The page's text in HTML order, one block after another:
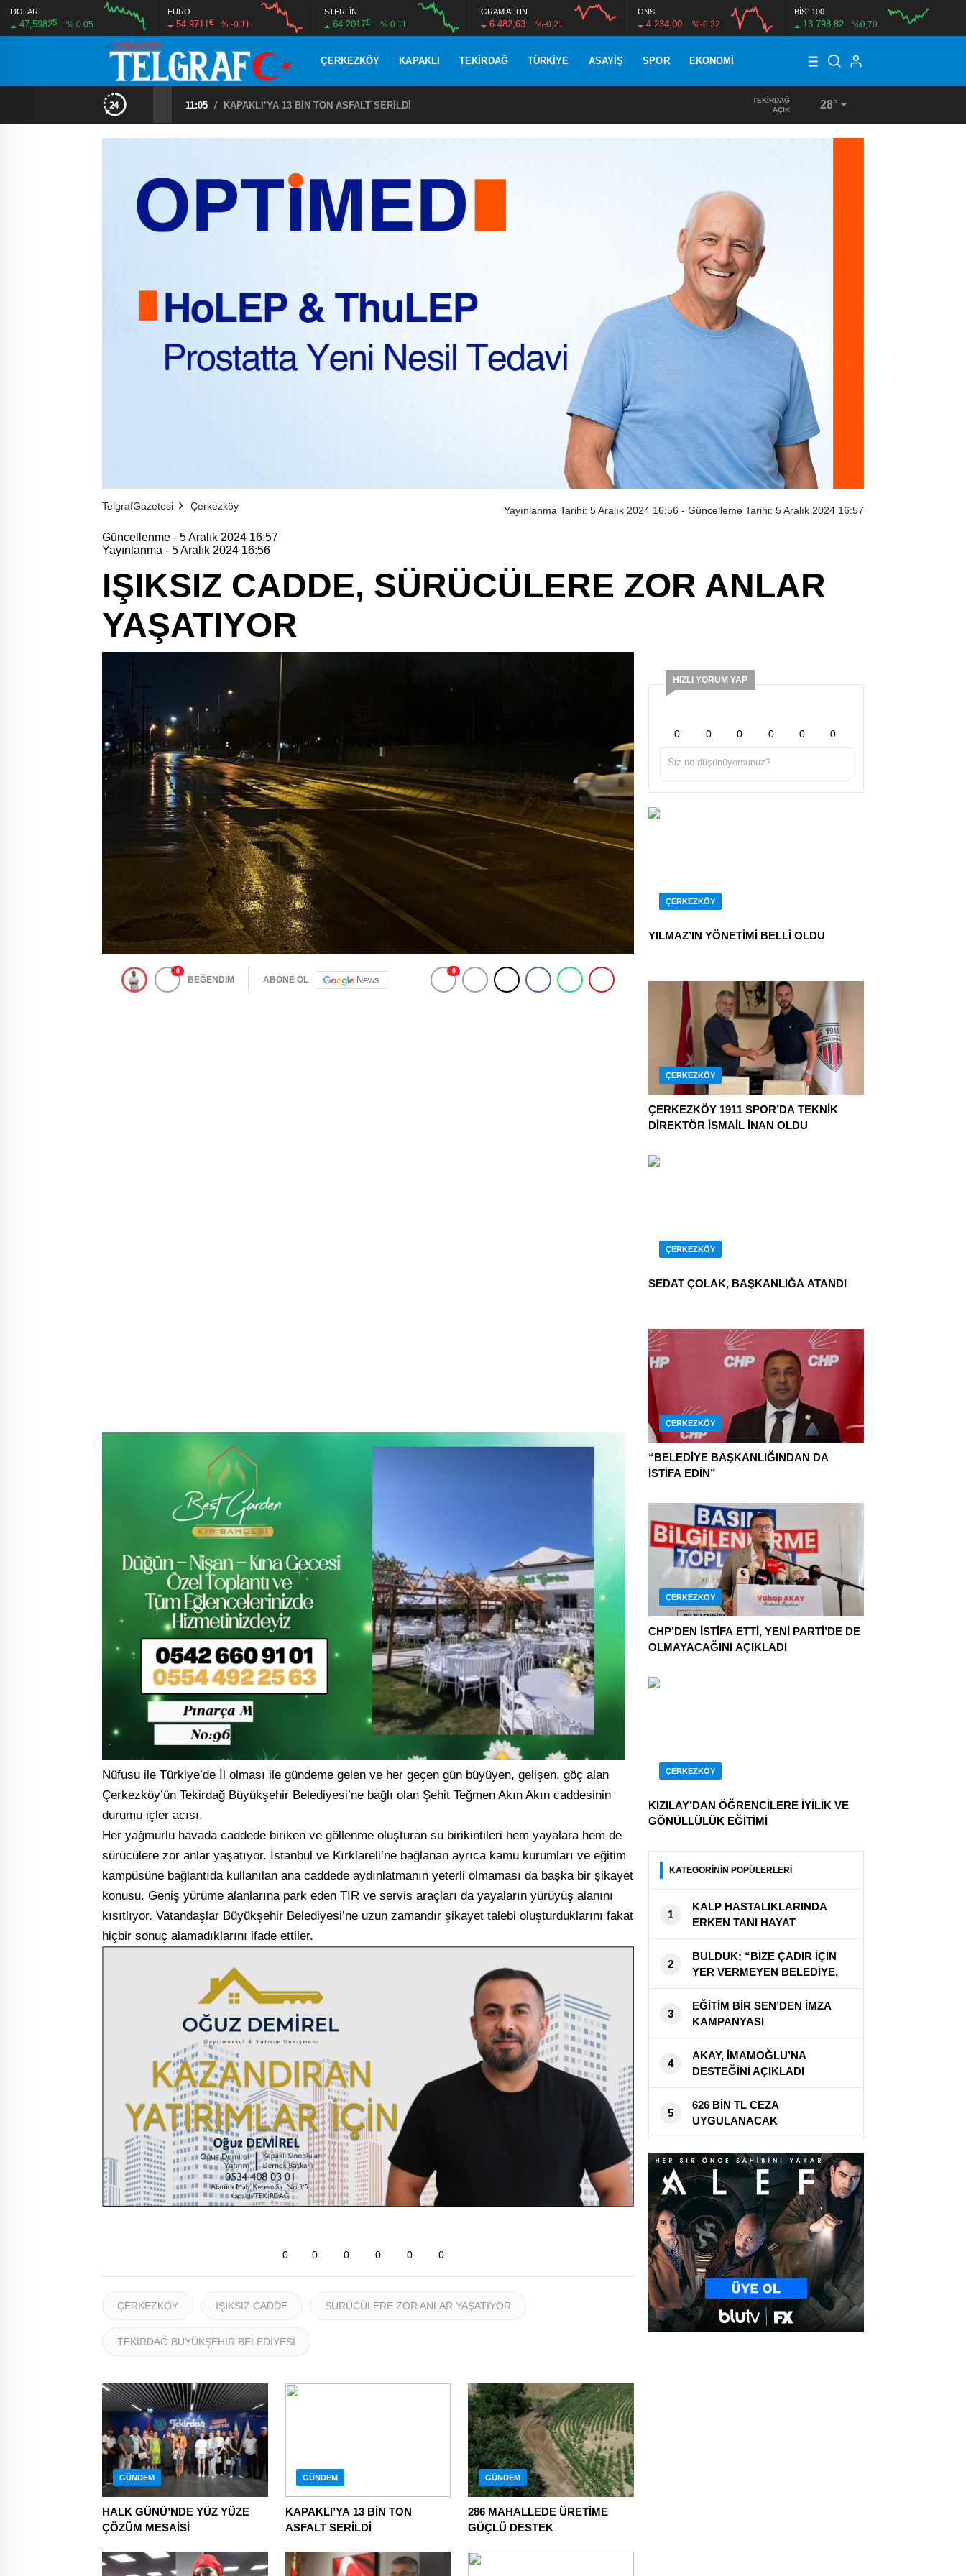
DOLAR
47,5982$ % 0.05
EURO
54,9711€ % -0.11
STERLİN
64,2017£ % 0.11
GRAM ALTIN
6.482,63 %-0,21
ONS
4.234,00 %-0,32
BİST100
13.798,82 %0,70
ÇERKEZKÖY KAPAKLI TEKIRDAĞ TÜRKIYE ASAYIŞ SPOR EKONOMI
09:49 / 286 MAHALLEDE ÜRETİME GÜÇLÜ DESTEK KENT LOKANTALARINDA 250 BİN ÖĞÜNLÜK
TEKIRDAĞ
AÇIK
28°
TelgrafGazetesi Çerkezköy Yayınlanma Tarihi: 5 Aralık 2024 16:56 - Güncelleme Tarihi: 5 Aralık 2024 16:57
Güncellenme - 5 Aralık 2024 16:57
Yayınlanma - 5 Aralık 2024 16:56
IŞIKSIZ CADDE, SÜRÜCÜLERE ZOR ANLAR
YAŞATIYOR
0
BEĞENDİM ABONE OL News
0
Nüfusu ile Türkiye’de İl olması ile gündeme gelen ve her geçen gün büyüyen, gelişen, göç alan
Çerkezköy’ün Tekirdağ Büyükşehir Belediyesi’ne bağlı olan Şehit Teğmen Akın Akın caddesinin
durumu içler acısı.
Her yağmurlu havada caddede biriken ve göllenme oluşturan su birikintileri hem yayalara hem de
sürücülere zor anlar yaşatıyor. İstanbul ve Kırklareli’ne bağlanan ayrıca kamu kurumları ve eğitim
kampüsüne bağlantıda kullanılan ana caddede aydınlatmanın yeterli olmaması da başka bir şikayet
konusu. Geniş yürüme alanlarına park eden TIR ve servis araçları da yayaların yürüyüş alanını
kısıtlıyor. Vatandaşlar Büyükşehir Belediyesi’ne uzun zamandır şikayet talebi oluşturduklarını fakat
hiçbir sonuç alamadıklarını ifade ettiler.
0 0 0 0 0 0
ÇERKEZKÖY IŞIKSIZ CADDE SÜRÜCÜLERE ZOR ANLAR YAŞATIYOR
TEKİRDAĞ BÜYÜKŞEHİR BELEDİYESİ
GÜNDEM
HALK GÜNÜ’NDE YÜZ YÜZE
ÇÖZÜM MESAİSİ
GÜNDEM
KAPAKLI’YA 13 BİN TON
ASFALT SERİLDİ
GÜNDEM
286 MAHALLEDE ÜRETİME
GÜÇLÜ DESTEK
HIZLI YORUM YAP
0 0 0 0 0 0
ÇERKEZKÖY
YILMAZ’IN YÖNETİMİ BELLİ OLDU
ÇERKEZKÖY
ÇERKEZKÖY 1911 SPOR’DA TEKNİK
DİREKTÖR İSMAİL İNAN OLDU
ÇERKEZKÖY
SEDAT ÇOLAK, BAŞKANLIĞA ATANDI
ÇERKEZKÖY
“BELEDİYE BAŞKANLIĞINDAN DA
İSTİFA EDİN”
ÇERKEZKÖY
CHP’DEN İSTİFA ETTİ, YENİ PARTİ’DE DE
OLMAYACAĞINI AÇIKLADI
ÇERKEZKÖY
KIZILAY’DAN ÖĞRENCİLERE İYİLİK VE
GÖNÜLLÜLÜK EĞİTİMİ
KATEGORİNİN POPÜLERLERİ
1
KALP HASTALIKLARINDA
ERKEN TANI HAYAT
KURTARIYOR
2
BULDUK; “BİZE ÇADIR İÇİN
YER VERMEYEN BELEDİYE,
CADDEYİ KAPATTI”
3
EĞİTİM BİR SEN’DEN İMZA
KAMPANYASI
4
AKAY, İMAMOĞLU’NA
DESTEĞİNİ AÇIKLADI
5
626 BİN TL CEZA
UYGULANACAK